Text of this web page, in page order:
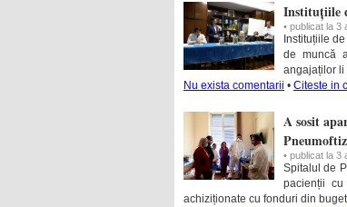
Instituțiile
• publicat la 3
Instituțiile
de muncă
angajaților li
Nu exista comentarii • Citeste in
A sosit
• publicat la 3
Spitalul de
pacienții
achiziționate cu fonduri din